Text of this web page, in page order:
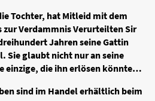
Tochter, hat Mitleid mit dem
zur Verdammnis Verurteilten Sir
Jahren seine Gattin
Sie glaubt nicht nur an seine
einzige, die ihn erlösen könnte…
sind im Handel erhältlich beim